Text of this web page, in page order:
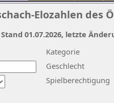
Elozahlen des
Kategorie
Geschlecht
Spielberechtigung
01.07.2026, letzte